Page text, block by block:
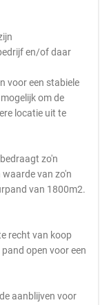
en/of daar
voor een stabiele
om de
locatie uit te
zo'n
van zo'n
van 1800m2.
recht van koop
open voor een
aanblijven voor